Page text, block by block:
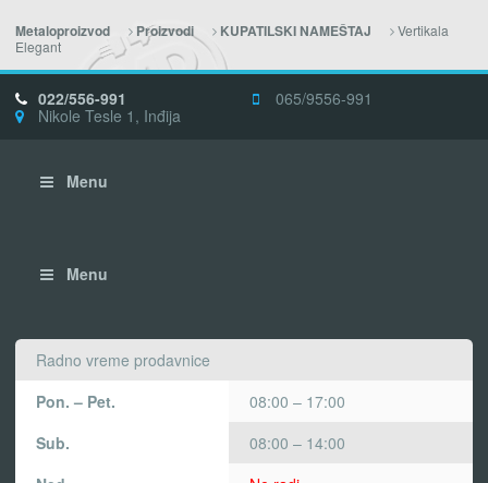
Metaloproizvod Proizvodi KUPATILSKI NAMEŠTAJ
Vertikala
Elegant
022/556-991
065/9556-991
Nikole Tesle 1, Inđija
Menu
Menu
Radno vreme prodavnice
Pon. – Pet.
08:00 – 17:00
Sub.
08:00 – 14:00